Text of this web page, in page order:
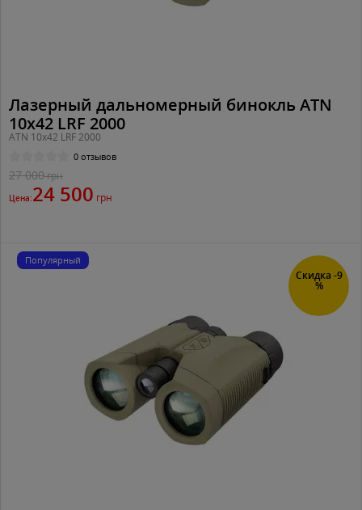
Лазерный дальномерный бинокль ATN
10x42 LRF 2000
ATN 10x42 LRF 2000
0 отзывов
27 000грн
Цена:24 500 грн
Скидка -9
%
Популярный